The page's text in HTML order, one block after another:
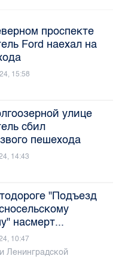
проспекте
Ford наехал на
15:58
улице
сбил
пешехода
14:43
"Подъезд
насмерт...
10:47
Ленинградской